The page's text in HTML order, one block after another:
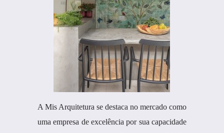
A Mis Arquitetura se destaca no mercado como
uma empresa de excelência por sua capacidade